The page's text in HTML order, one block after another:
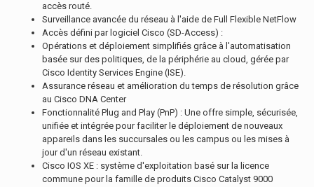
accès routé.
Surveillance avancée du réseau à l'aide de Full Flexible NetFlow
Accès défini par logiciel Cisco (SD-Access) :
Opérations et déploiement simplifiés grâce à l'automatisation
basée sur des politiques, de la périphérie au cloud, gérée par
Cisco Identity Services Engine (ISE).
Assurance réseau et amélioration du temps de résolution grâce
au Cisco DNA Center
Fonctionnalité Plug and Play (PnP) : Une offre simple, sécurisée,
unifiée et intégrée pour faciliter le déploiement de nouveaux
appareils dans les succursales ou les campus ou les mises à
jour d'un réseau existant.
Cisco IOS XE : système d'exploitation basé sur la licence
commune pour la famille de produits Cisco Catalyst 9000